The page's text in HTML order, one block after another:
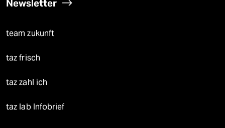
Newsletter
team zukunft
taz frisch
taz zahl ich
taz lab Infobrief